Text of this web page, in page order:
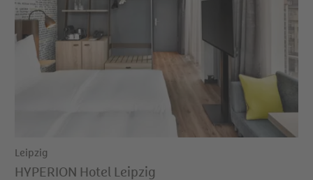
Leipzig
HYPERION Hotel Leipzig